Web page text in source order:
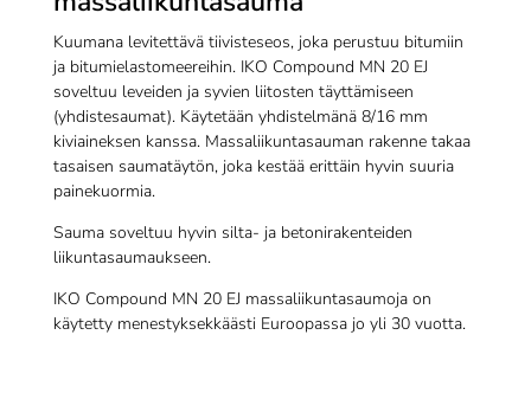
Kuumana levitettävä tiivisteseos, joka perustuu bitumiin
ja bitumielastomeereihin. IKO Compound MN 20 EJ
soveltuu leveiden ja syvien liitosten täyttämiseen
(yhdistesaumat). Käytetään yhdistelmänä 8/16 mm
kiviaineksen kanssa. Massaliikuntasauman rakenne takaa
tasaisen saumatäytön, joka kestää erittäin hyvin suuria
painekuormia.
Sauma soveltuu hyvin silta- ja betonirakenteiden
liikuntasaumaukseen.
IKO Compound MN 20 EJ massaliikuntasaumoja on
käytetty menestyksekkäästi Euroopassa jo yli 30 vuotta.